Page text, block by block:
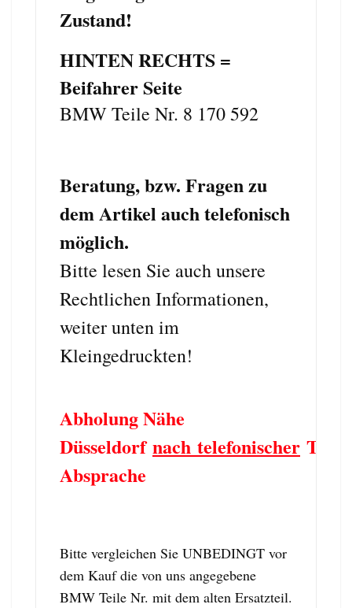
Zustand!
HINTEN RECHTS =
Beifahrer Seite
BMW Teile Nr. 8 170 592
Beratung, bzw. Fragen zu
dem Artikel auch telefonisch
möglich.
Bitte lesen Sie auch unsere
Rechtlichen Informationen,
weiter unten im
Kleingedruckten!
Abholung Nähe
Düsseldorfnach telefonischer
Absprache
Bitte vergleichen Sie UNBEDINGT vor
dem Kauf die von uns angegebene
BMW Teile Nr. mit dem alten Ersatzteil.